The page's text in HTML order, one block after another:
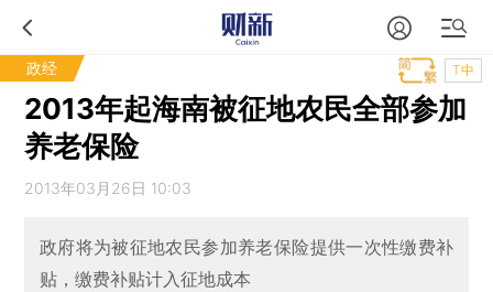
政经 T中
2013年起海南被征地农民全部参加
养老保险
2013年03月26日 10:03
政府将为被征地农民参加养老保险提供一次性缴费补
贴，缴费补贴计入征地成本